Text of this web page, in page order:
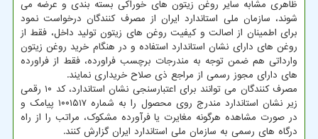
ظاهری مشابه سایر روغن زیتون های خوراکی بسته بندی و عرضه می
شوند، سازمان ملی استاندارد ایران از مصرف کنندگان درخواست نمود
برای اطمینان از اصالت و کیفیت روغن های زیتون تولید داخل، فقط از
روغن های دارای نشان استاندارد استفاده و در هنگام خرید روغن زیتون
وارداتی هم ضمن توجه به مندرجات برچسب فراورده، فقط از فراورده
های دارای مجوز رسمی از مراجع ذی صلاح خریداری نمایند.
مصرف کنندگان می توانند برای اعتبارسنجی نشان استاندارد، کد ۱۰ رقمی
زیر نشان استاندارد مندرج روی محصول را به شماره ۱۰۰۱۵۱۷ پیامک و
در صورت مشاهده هرگونه مغایرت یا فرآورده مشکوک، مراتب را از راه
درگاه های رسمی به سازمان ملی استاندارد ایران گزارش کنند.